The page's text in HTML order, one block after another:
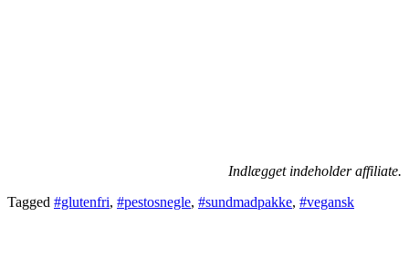
Indlægget indeholder affiliate.
Tagged #glutenfri, #pestosnegle, #sundmadpakke, #vegansk